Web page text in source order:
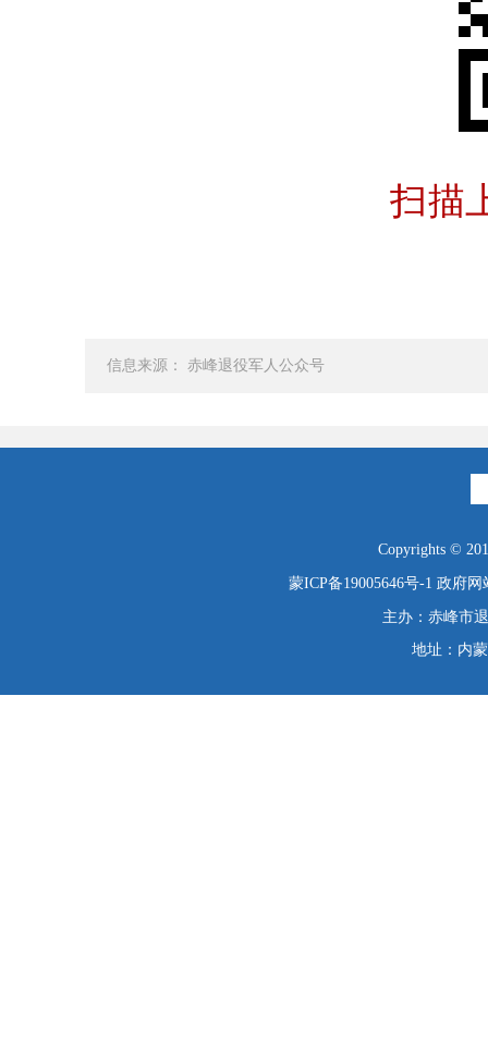
扫描
信息来源： 赤峰退役军人公众号
Copyrights ©
蒙ICP备19005646号-1 政府网
主办：赤峰市
地址：内